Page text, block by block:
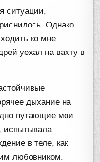
ситуации,
Однако
ко мне
уехал на вахту в
дыхание на
путающие мои
испытывала
в теле, как
любовником.